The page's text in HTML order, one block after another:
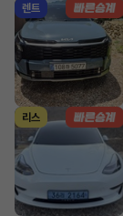
렌트
리스